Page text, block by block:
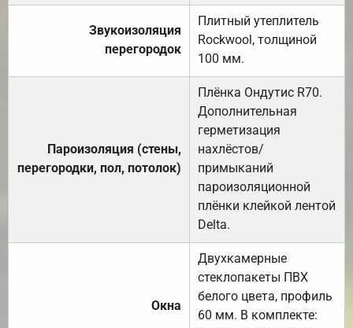
Звукоизоляция
перегородок
Плитный утеплитель
Rockwool, толщиной
100 мм.
Пароизоляция (стены,
перегородки, пол, потолок)
Плёнка Ондутис R70.
Дополнительная
герметизация
нахлёстов/
примыканий
пароизоляционной
плёнки клейкой лентой
Delta.
Окна
Двухкамерные
стеклопакеты ПВХ
белого цвета, профиль
60 мм. В комплекте: